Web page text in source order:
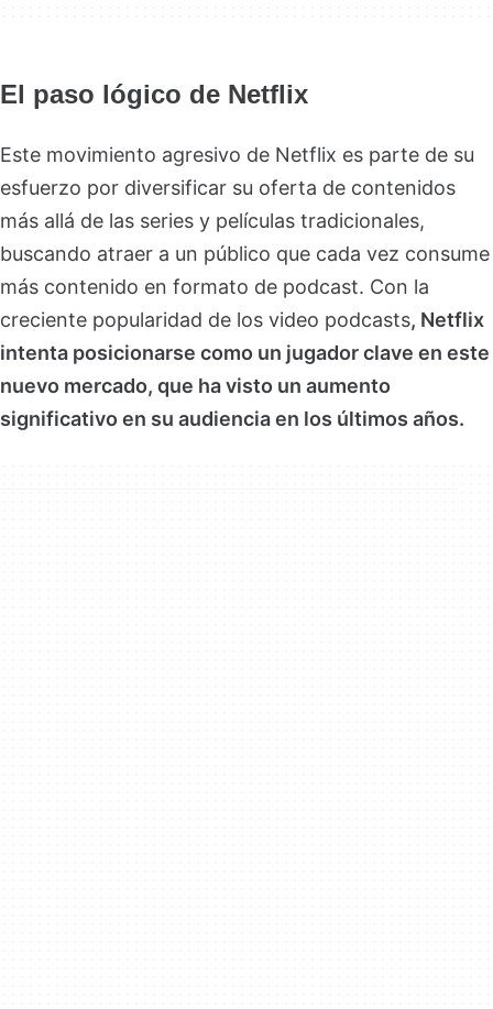
El paso lógico de Netflix
Este movimiento agresivo de Netflix es parte de su
esfuerzo por diversificar su oferta de contenidos
más allá de las series y películas tradicionales,
buscando atraer a un público que cada vez consume
más contenido en formato de podcast. Con la
creciente popularidad de los video podcasts, Netflix
intenta posicionarse como un jugador clave en este
nuevo mercado, que ha visto un aumento
significativo en su audiencia en los últimos años.